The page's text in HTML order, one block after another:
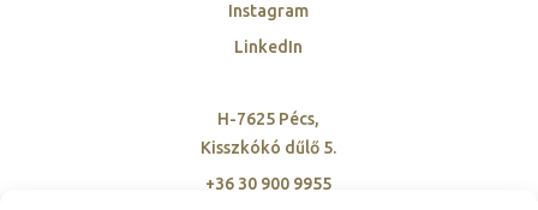
Instagram
LinkedIn
H-7625 Pécs,
Kisszkókó dűlő 5.
+36 30 900 9955